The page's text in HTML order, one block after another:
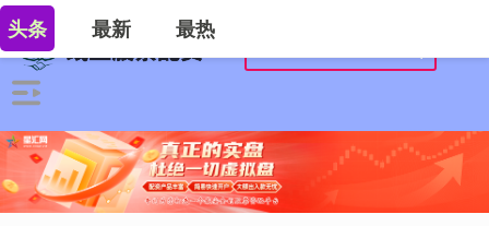
头条 最新 最热